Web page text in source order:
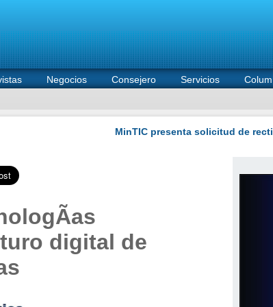
Negocios Consejero Servicios
digital de